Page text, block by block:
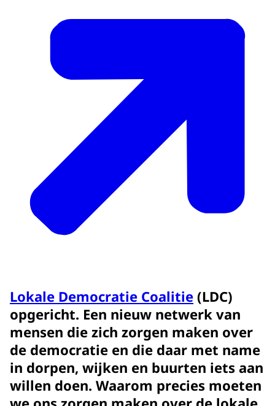
Lokale Democratie Coalitie (LDC)
opgericht. Een nieuw netwerk van
mensen die zich zorgen maken over
de democratie en die daar met name
in dorpen, wijken en buurten iets aan
willen doen. Waarom precies moeten